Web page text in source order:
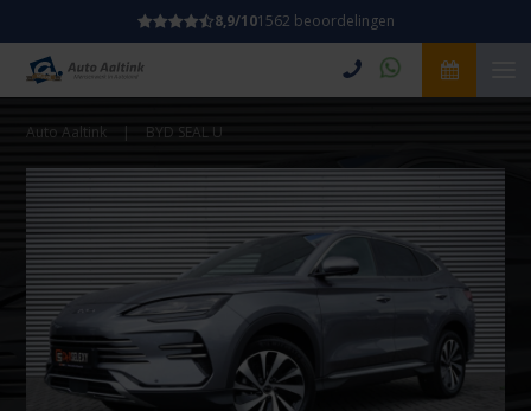
8,9/101562 beoordelingen
Auto Aaltink | BYD SEAL U